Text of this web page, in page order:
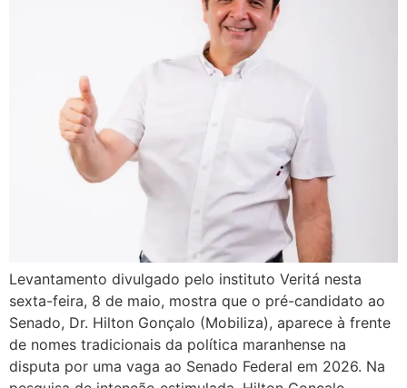
Levantamento divulgado pelo instituto Veritá nesta
sexta-feira, 8 de maio, mostra que o pré-candidato ao
Senado, Dr. Hilton Gonçalo (Mobiliza), aparece à frente
de nomes tradicionais da política maranhense na
disputa por uma vaga ao Senado Federal em 2026. Na